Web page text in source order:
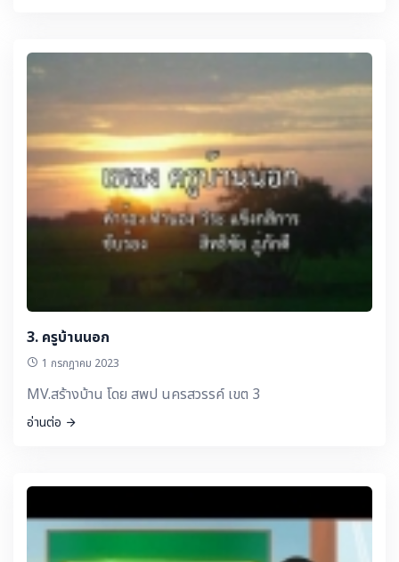
3. ครูบ้านนอก
1 กรกฎาคม 2023
MV.สร้างบ้าน โดย สพป นครสวรรค์ เขต 3
อ่านต่อ